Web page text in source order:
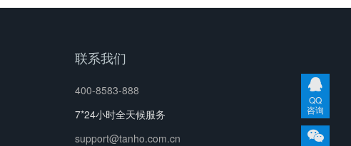
联系我们
400-8583-888
7*24小时全天候服务
support@tanho.com.cn
QQ
咨询